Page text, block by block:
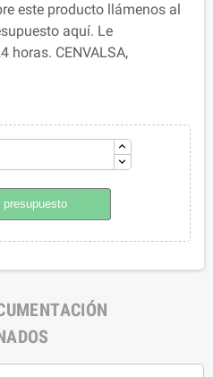
este producto llámenos al
aquí. Le
horas. CENVALSA,
presupuesto